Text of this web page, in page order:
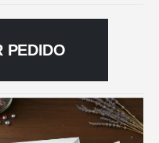
PEDIDO